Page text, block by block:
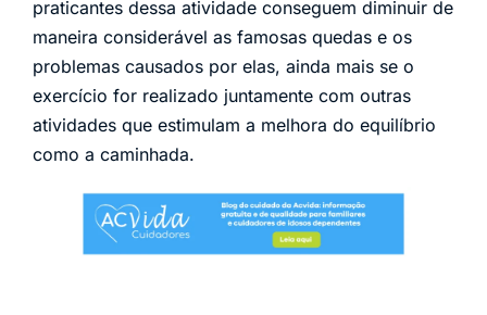
praticantes dessa atividade conseguem diminuir de
maneira considerável as famosas quedas e os
problemas causados por elas, ainda mais se o
exercício for realizado juntamente com outras
atividades que estimulam a melhora do equilíbrio
como a caminhada.